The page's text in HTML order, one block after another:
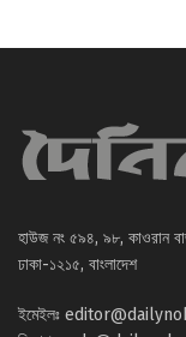
হাউজ নং ৫৯৪, ৯৮, কাওরান
ঢাকা-১২১৫, বাংলাদেশ
ইমেইলঃ